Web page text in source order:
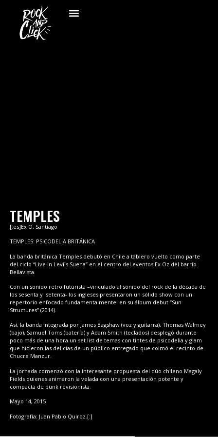
TEMPLES
[:es]Ex O, Santiago
TEMPLES: PSICODELIA BRITÁNICA
La banda británica Temples debutó en Chile a tablero vuelto como parte
del ciclo “Live in Levi´s Suena” en el centro del eventos Ex Oz del barrio
Bellavista.
Con un sonido retro futurista –vinculado al sonido del rock de la década de
los sesenta y setenta- los ingleses presentaron un sólido show con un
repertorio enfocado fundamentalmente en su álbum debut “Sun
Structures” (2014).
Así, la banda integrada por James Bagshaw (voz y guitarra), Thomas Walmey
(bajo), Samuel Toms (batería) y Adam Smith (teclados) desplegó durante
poco más de una hora un set list de temas con tintes de psicodelia y glam
que hicieron las delicias de un público entregado que colmó el recinto de
Chucre Manzur.
La jornada comenzó con la interesante propuesta del dúo chileno Magaly
Fields quienes animaron la velada con una presentación potente y
compacta de punk revisionista.
Mayo 14, 2015
Fotografía: Juan Pablo Quiroz.[:]